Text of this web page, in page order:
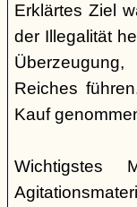
Erklärtes Ziel
der Illegalität
Reiches
Kauf
Wichtigstes